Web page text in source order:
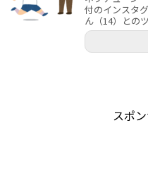
付のインスタ
ん（14）との
スポ